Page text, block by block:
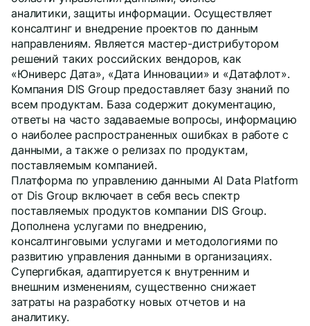
аналитики, защиты информации. Осуществляет
консалтинг и внедрение проектов по данным
направлениям. Является мастер-дистрибутором
решений таких российских вендоров, как
«Юниверс Дата», «Дата Инновации» и «Датафлот».
Компания DIS Group предоставляет базу знаний по
всем продуктам. База содержит документацию,
ответы на часто задаваемые вопросы, информацию
о наиболее распространенных ошибках в работе с
данными, а также о релизах по продуктам,
поставляемым компанией.
Платформа по управлению данными AI Data Platform
от Dis Group включает в себя весь спектр
поставляемых продуктов компании DIS Group.
Дополнена услугами по внедрению,
консалтинговыми услугами и методологиями по
развитию управления данными в организациях.
Супергибкая, адаптируется к внутренним и
внешним изменениям, существенно снижает
затраты на разработку новых отчетов и на
аналитику.
Не волнуйтесь, если пропустите звонок, мы
обязательноперезвоним еще раз!